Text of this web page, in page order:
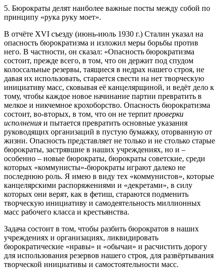
5. Бюрократы делят наиболее важные посты между собой по
принципу «рука руку моет».
В отчёте XVI съезду (июнь-июль 1930 г.) Сталин указал на
опасность бюрократизма и изложил меры борьбы против
него. В частности, он сказал: «Опасность бюрократизма
состоит, прежде всего, в том, что он держит под спудом
колоссальные резервы, таящиеся в недрах нашего строя, не
давая их использовать, старается свести на нет творческую
инициативу масс, сковывая её канцелярщиной, и ведёт дело к
тому, чтобы каждое новое начинание партии превратить в
мелкое и никчемное крохоборство. Опасность бюрократизма
состоит, во-вторых, в том, что он не терпит проверки
исполнения и пытается превратить основные указания
руководящих организаций в пустую бумажку, оторванную от
жизни. Опасность представляет не только и не столько старые
бюрократы, застрявшие в наших учреждениях, но и –
особенно – новые бюрократы, бюрократы советские, среди
которых «коммунисты»-бюрократы играют далеко не
последнюю роль. Я имею в виду тех «коммунистов», которые
канцелярскими распоряжениями и «декретами», в силу
которых они верят, как в фетиш, стараются подменить
творческую инициативу и самодеятельность миллионных
масс рабочего класса и крестьянства.
Задача состоит в том, чтобы разбить бюрократов в наших
учреждениях и организациях, ликвидировать
бюрократические «нравы» и «обычаи» и расчистить дорогу
для использования резервов нашего строя, для развёртывания
творческой инициативы и самостоятельности масс.